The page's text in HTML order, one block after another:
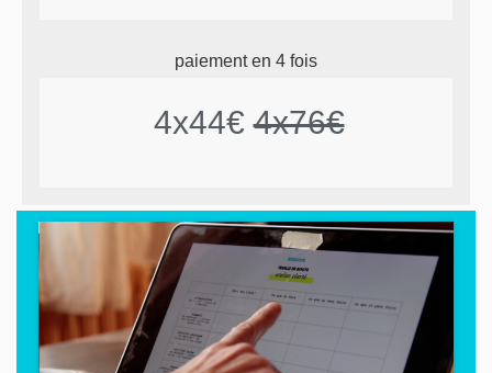
paiement en 4 fois
4x44€4x76€